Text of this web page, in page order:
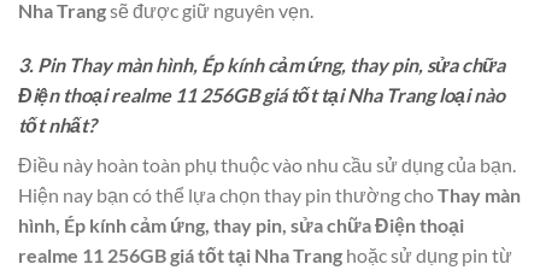
Nha Trangsẽ được giữ nguyên vẹn.
3. Pin Thay màn hình, Ép kính cảm ứng, thay pin, sửa chữa
Điện thoại realme 11 256GB giá tốt tại Nha Trang loại nào
tốt nhất?
Điều này hoàn toàn phụ thuộc vào nhu cầu sử dụng của bạn.
Hiện nay bạn có thể lựa chọn thay pin thường choThay màn
hình, Ép kính cảm ứng, thay pin, sửa chữa Điện thoại
realme 11 256GB giá tốt tại Nha Trang hoặc sử dụng pin từ